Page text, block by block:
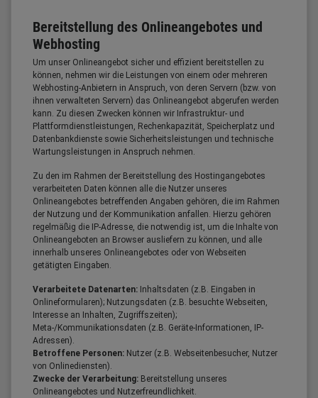
Bereitstellung des Onlineangebotes und
Webhosting
Um unser Onlineangebot sicher und effizient bereitstellen zu
können, nehmen wir die Leistungen von einem oder mehreren
Webhosting-Anbietern in Anspruch, von deren Servern (bzw. von
ihnen verwalteten Servern) das Onlineangebot abgerufen werden
kann. Zu diesen Zwecken können wir Infrastruktur- und
Plattformdienstleistungen, Rechenkapazität, Speicherplatz und
Datenbankdienste sowie Sicherheitsleistungen und technische
Wartungsleistungen in Anspruch nehmen.
Zu den im Rahmen der Bereitstellung des Hostingangebotes
verarbeiteten Daten können alle die Nutzer unseres
Onlineangebotes betreffenden Angaben gehören, die im Rahmen
der Nutzung und der Kommunikation anfallen. Hierzu gehören
regelmäßig die IP-Adresse, die notwendig ist, um die Inhalte von
Onlineangeboten an Browser ausliefern zu können, und alle
innerhalb unseres Onlineangebotes oder von Webseiten
getätigten Eingaben.
Verarbeitete Datenarten: Inhaltsdaten (z.B. Eingaben in
Onlineformularen); Nutzungsdaten (z.B. besuchte Webseiten,
Interesse an Inhalten, Zugriffszeiten);
Meta-/Kommunikationsdaten (z.B. Geräte-Informationen, IP-
Adressen).
Betroffene Personen: Nutzer (z.B. Webseitenbesucher, Nutzer
von Onlinediensten).
Zwecke der Verarbeitung: Bereitstellung unseres
Onlineangebotes und Nutzerfreundlichkeit.